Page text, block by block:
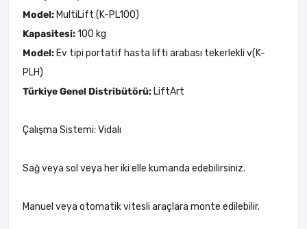
Model: MultiLift (K-PL100)
Kapasitesi:100 kg
Model: Ev tipi portatif hasta lifti arabası tekerlekli v(K-
PLH)
Türkiye Genel Distribütörü: LiftArt
Çalışma Sistemi: Vidalı
Sağ veya sol veya her iki elle kumanda edebilirsiniz.
Manuel veya otomatik vitesli araçlara monte edilebilir.